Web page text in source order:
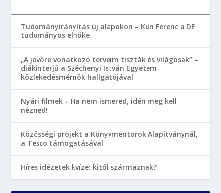
Tudományirányítás új alapokon – Kun Ferenc a DE
tudományos elnöke
„A jövőre vonatkozó terveim tiszták és világosak” –
diákinterjú a Széchenyi István Egyetem
közlekedésmérnök hallgatójával
Nyári filmek – Ha nem ismered, idén meg kell
nézned!
Közösségi projekt a Könyvmentorok Alapítványnál,
a Tesco támogatásával
Híres idézetek kvíze: kitől származnak?